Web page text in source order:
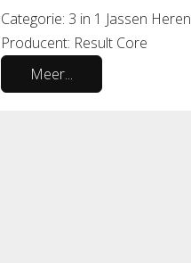
Categorie: 3 in 1 Jassen Heren
Producent: Result Core
Meer...